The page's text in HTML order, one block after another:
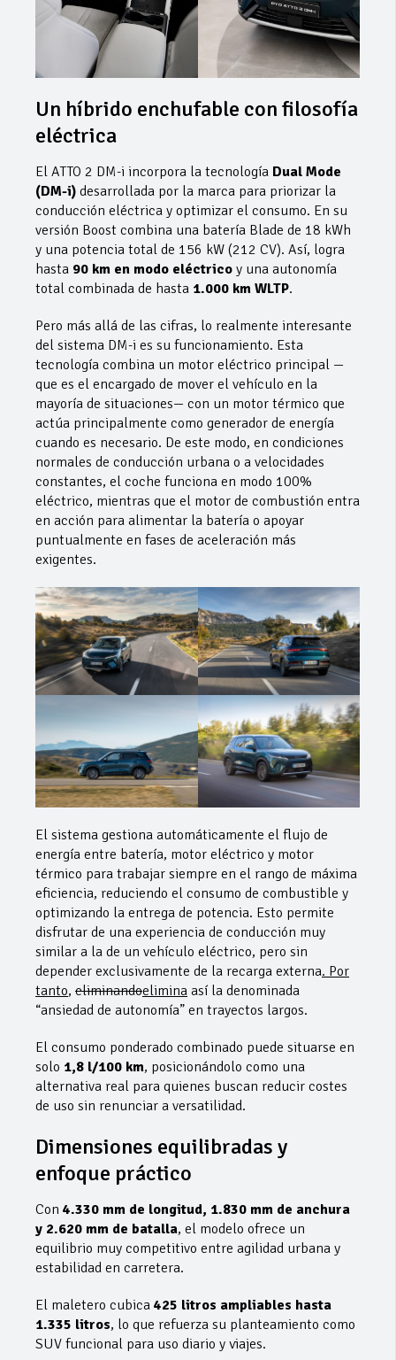
Un híbrido enchufable con filosofía
eléctrica
El ATTO 2 DM-i incorpora la tecnología Dual Mode
(DM-i) desarrollada por la marca para priorizar la
conducción eléctrica y optimizar el consumo. En su
versión Boost combina una batería Blade de 18 kWh
y una potencia total de 156 kW (212 CV). Así, logra
hasta 90 km en modo eléctrico y una autonomía
total combinada de hasta 1.000 km WLTP.
Pero más allá de las cifras, lo realmente interesante
del sistema DM-i es su funcionamiento. Esta
tecnología combina un motor eléctrico principal —
que es el encargado de mover el vehículo en la
mayoría de situaciones— con un motor térmico que
actúa principalmente como generador de energía
cuando es necesario. De este modo, en condiciones
normales de conducción urbana o a velocidades
constantes, el coche funciona en modo 100%
eléctrico, mientras que el motor de combustión entra
en acción para alimentar la batería o apoyar
puntualmente en fases de aceleración más
exigentes.
El sistema gestiona automáticamente el flujo de
energía entre batería, motor eléctrico y motor
térmico para trabajar siempre en el rango de máxima
eficiencia, reduciendo el consumo de combustible y
optimizando la entrega de potencia. Esto permite
disfrutar de una experiencia de conducción muy
similar a la de un vehículo eléctrico, pero sin
depender exclusivamente de la recarga externa. Por
tanto, eliminandoelimina así la denominada
“ansiedad de autonomía” en trayectos largos.
El consumo ponderado combinado puede situarse en
solo 1,8 l/100 km, posicionándolo como una
alternativa real para quienes buscan reducir costes
de uso sin renunciar a versatilidad.
Dimensiones equilibradas y
enfoque práctico
Con 4.330 mm de longitud, 1.830 mm de anchura
y 2.620 mm de batalla, el modelo ofrece un
equilibrio muy competitivo entre agilidad urbana y
estabilidad en carretera.
El maletero cubica 425 litros ampliables hasta
1.335 litros, lo que refuerza su planteamiento como
SUV funcional para uso diario y viajes.